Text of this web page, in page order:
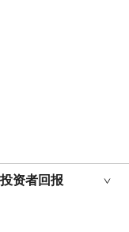
投资者回报